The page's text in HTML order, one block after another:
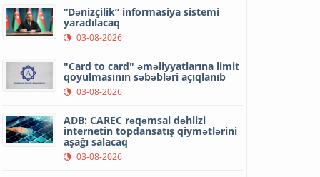
“Dənizçilik” informasiya sistemi
yaradılacaq
03-08-2026
"Card to card" əməliyyatlarına limit
qoyulmasının səbəbləri açıqlanıb
03-08-2026
ADB: CAREC rəqəmsal dəhlizi
internetin topdansatış qiymətlərini
aşağı salacaq
03-08-2026